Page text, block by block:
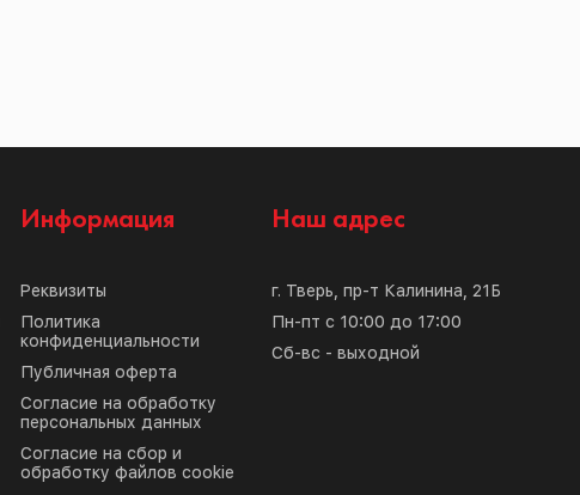
Информация
Реквизиты
Политика
конфиденциальности
Публичная оферта
Согласие на обработку
персональных данных
Согласие на сбор и
обработку файлов cookie
Наш адрес
г. Тверь, пр-т Калинина, 21Б
Пн-пт с 10:00 до 17:00
Сб-вс - выходной